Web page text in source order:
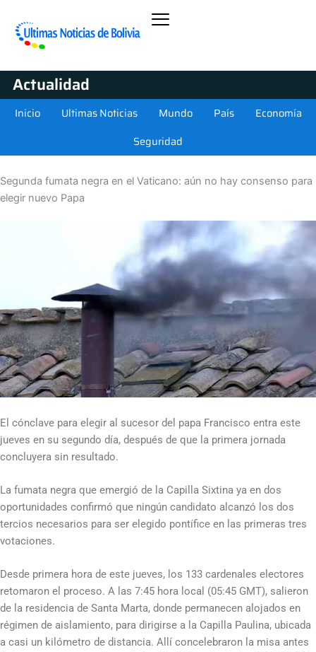
Actualidad
Inicio Ultimas Noticias Mundo País
Economía
Seguridad
Segunda fumata negra en el Vaticano: aún no hay consenso para
elegir nuevo Papa
El cónclave para elegir al sucesor del papa Francisco entra este
jueves en su segundo día, después de que la primera jornada
concluyera sin resultado.
La fumata negra que emergió de la Capilla Sixtina ya en dos
oportunidades confirmó que ningún candidato alcanzó los dos
tercios necesarios para ser elegido pontífice en las primeras tres
votaciones.
Desde primera hora de este jueves, los 133 cardenales electores
retomaron el proceso. A las 7:45 hora local (05:45 GMT), salieron
de la residencia de Santa Marta, donde permanecen alojados en
régimen de aislamiento, para dirigirse a la Capilla Paulina, ubicada
a casi un kilómetro de distancia. Allí concelebraron la misa antes